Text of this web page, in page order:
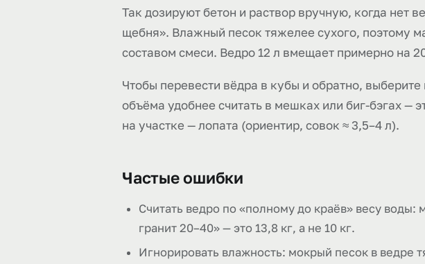
Так дозируют бетон и раствор вручную, когда нет
щебня». Влажный песок тяжелее сухого, поэтому
составом смеси. Ведро 12 л вмещает примерно на
Чтобы перевести вёдра в кубы и обратно,
объёма удобнее считать в мешках или биг-бэгах —
на участке — лопата (ориентир, совок ≈ 3,5–4 л).
Частые ошибки
Считать ведро по «полному до краёв» весу воды:
гранит 20–40» — это 13,8 кг, а не 10 кг.
Игнорировать влажность: мокрый песок в ведре